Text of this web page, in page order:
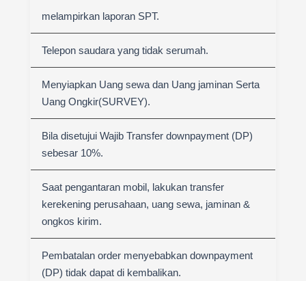
melampirkan laporan SPT.
Telepon saudara yang tidak serumah.
Menyiapkan Uang sewa dan Uang jaminan Serta
Uang Ongkir(SURVEY).
Bila disetujui Wajib Transfer downpayment (DP)
sebesar 10%.
Saat pengantaran mobil, lakukan transfer
kerekening perusahaan, uang sewa, jaminan &
ongkos kirim.
Pembatalan order menyebabkan downpayment
(DP) tidak dapat di kembalikan.